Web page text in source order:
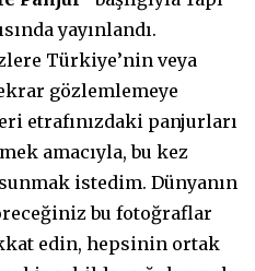
yayınlandı.
Türkiye’nin veya
gözlemlemeye
etrafınızdaki panjurları
amacıyla, bu kez
istedim. Dünyanın
bu fotoğraflar
edin, hepsinin ortak